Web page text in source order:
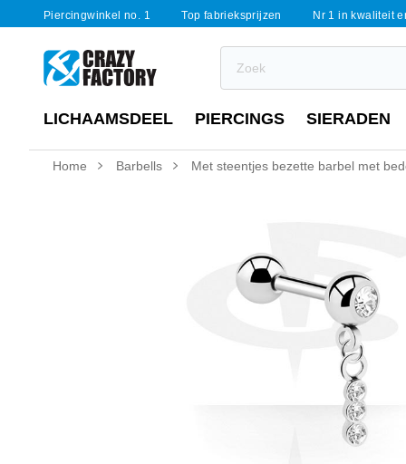
Piercingwinkel no. 1 Top fabrieksprijzen Nr 1 in kwaliteit
LICHAAMSDEEL PIERCINGS SIERADEN
Home Barbells Met steentjes bezette barbel met